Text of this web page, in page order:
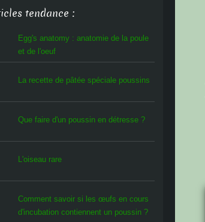
tendance :
Egg's anatomy : anatomie de la poule
et de l'oeuf
La recette de pâtée spéciale poussins
Que faire d'un poussin en détresse ?
L'oiseau rare
Comment savoir si les œufs en cours
d'incubation contiennent un poussin ?